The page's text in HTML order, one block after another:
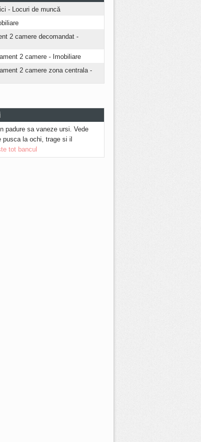
- Locuri de muncă
2 camere decomandat -
2 camere - Imobiliare
2 camere zona centrala -
padure sa vaneze ursi. Vede
pusca la ochi, trage si il
tot bancul